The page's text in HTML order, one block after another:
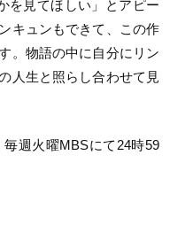
を見てほしい」とアピー
キュンもできて、この作
。物語の中に自分にリン
人生と照らし合わせて見
毎週火曜MBSにて24時59